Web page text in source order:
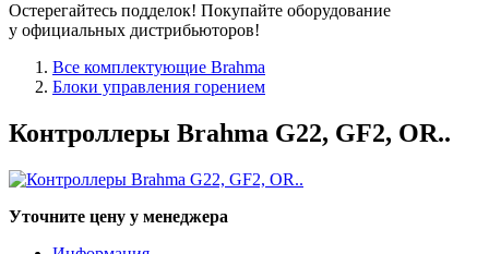
Остерегайтесь подделок! Покупайте оборудование
у официальных дистрибьюторов!
Все комплектующие Brahma
Блоки управления горением
Контроллеры Brahma G22, GF2, OR..
Уточните цену у менеджера